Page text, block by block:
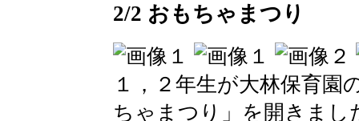
2/2 おもちゃまつり
１，２年生が大林保育園
ちゃまつり」を開きま